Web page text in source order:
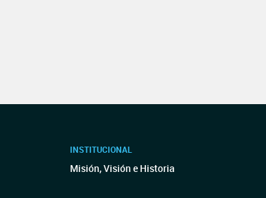
INSTITUCIONAL
Misión, Visión e Historia